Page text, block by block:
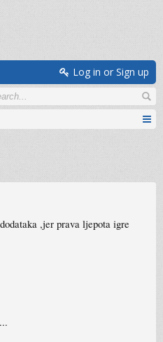
Log in or Sign up
,jer prava ljepota igre